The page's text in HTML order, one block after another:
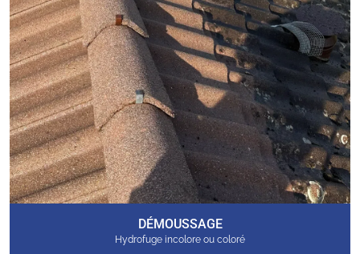
DÉMOUSSAGE
Hydrofuge incolore ou coloré